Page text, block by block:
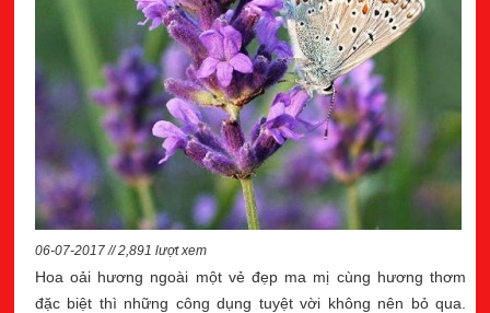
06-07-2017 // 2,891 lượt xem
Hoa oải hương ngoài một vẻ đẹp ma mị cùng hương thơm
đặc biệt thì những công dụng tuyệt vời không nên bỏ qua.